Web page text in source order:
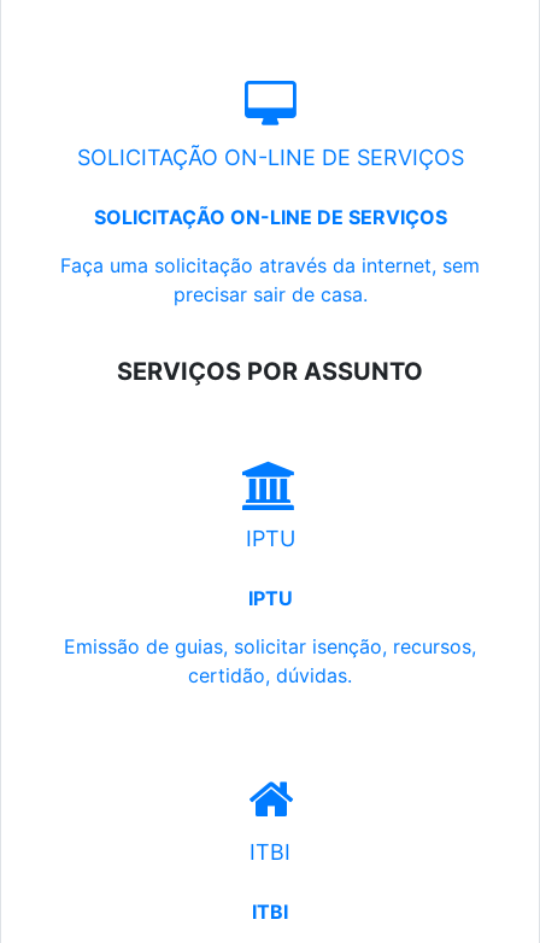
SOLICITAÇÃO ON-LINE DE SERVIÇOS
SOLICITAÇÃO ON-LINE DE SERVIÇOS
Faça uma solicitação através da internet, sem
precisar sair de casa.
SERVIÇOS POR ASSUNTO
IPTU
IPTU
Emissão de guias, solicitar isenção, recursos,
certidão, dúvidas.
ITBI
ITBI